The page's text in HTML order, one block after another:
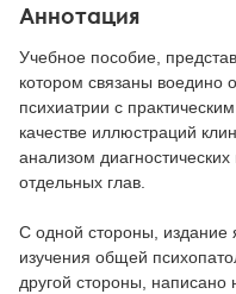
Аннотация
Учебное пособие,
котором связаны воедино
психиатрии с
качестве иллюстраций
анализом
отдельных глав.
С одной стороны, издание
изучения общей
другой стороны, написано